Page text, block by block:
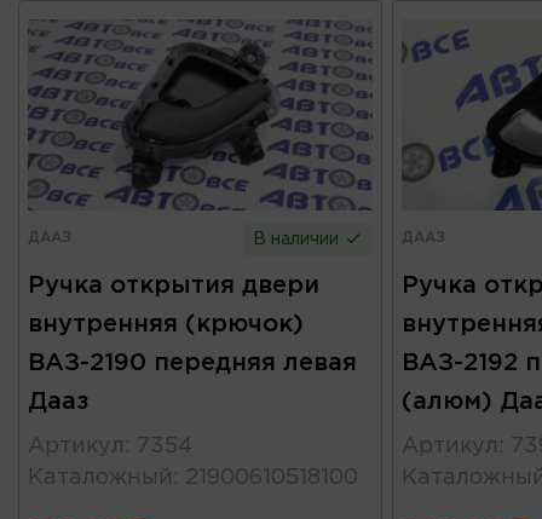
ДААЗ В наличии
Ручка открытия двери
внутренняя (крючок)
ВАЗ-2190 передняя левая
Дааз
Артикул :
7354
Каталожный : 21900610518100
ДААЗ
Ручка
ВАЗ-2192
(алюм)
Артикул :